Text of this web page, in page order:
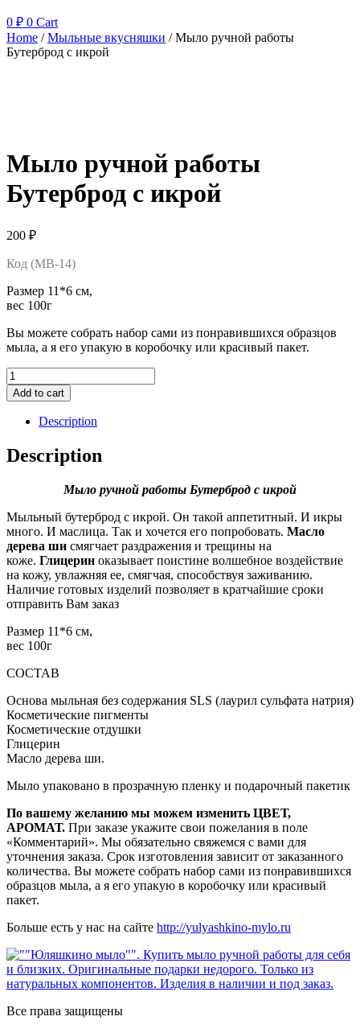
0 ₽ 0 Cart
Home /Мыльные вкусняшки / Мыло ручной работы
Бутерброд с икрой
Мыло ручной работы
Бутерброд с икрой
200 ₽
Код (МВ-14)
Размер 11*6 см,
вес 100г
Вы можете собрать набор сами из понравившихся образцов
мыла, а я его упакую в коробочку или красивый пакет.
Мыло
ручной
работы
Бутерброд
икрой
quantity
Add to cart
Description
Description
Мыло ручной работы Бутерброд с икрой
Мыльный бутерброд с икрой. Он такой аппетитный. И икры
много. И маслица. Так и хочется его попробовать. Масло
дерева ши смягчает раздражения и трещины на
коже. Глицерин оказывает поистине волшебное воздействие
на кожу, увлажняя ее, смягчая, способствуя заживанию.
Наличие готовых изделий позволяет в кратчайшие сроки
отправить Вам заказ
Размер 11*6 см,
вес 100г
СОСТАВ
Основа мыльная без содержания SLS (лаурил сульфата натрия)
Косметические пигменты
Косметические отдушки
Глицерин
Масло дерева ши.
Мыло упаковано в прозрачную пленку и подарочный пакетик
По вашему желанию мы можем изменить ЦВЕТ,
АРОМАТ. При заказе укажите свои пожелания в поле
«Комментарий». Мы обязательно свяжемся с вами для
уточнения заказа. Срок изготовления зависит от заказанного
количества. Вы можете собрать набор сами из понравившихся
образцов мыла, а я его упакую в коробочку или красивый
пакет.
Больше есть у нас на сайте http://yulyashkino-mylo.ru
Все права защищены